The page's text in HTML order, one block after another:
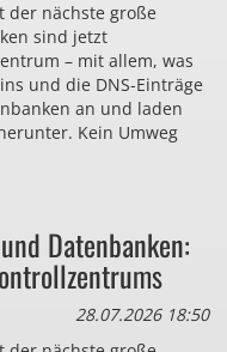
der nächste große
sind jetzt
– mit allem, was
und die DNS-Einträge
an und laden
Kein Umweg
Datenbanken:
28.07.2026 18:50